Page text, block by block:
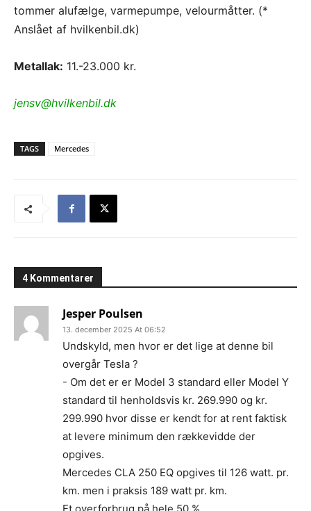
tommer alufælge, varmepumpe, velourmåtter. (*
Anslået af hvilkenbil.dk)
Metallak: 11.-23.000 kr.
jensv@hvilkenbil.dk
TAGS Mercedes
4 Kommentarer
Jesper Poulsen
13. december 2025 At 06:52
Undskyld, men hvor er det lige at denne bil
overgår Tesla ?
- Om det er er Model 3 standard eller Model Y
standard til henholdsvis kr. 269.990 og kr.
299.990 hvor disse er kendt for at rent faktisk
at levere minimum den rækkevidde der
opgives.
Mercedes CLA 250 EQ opgives til 126 watt. pr.
km. men i praksis 189 watt pr. km.